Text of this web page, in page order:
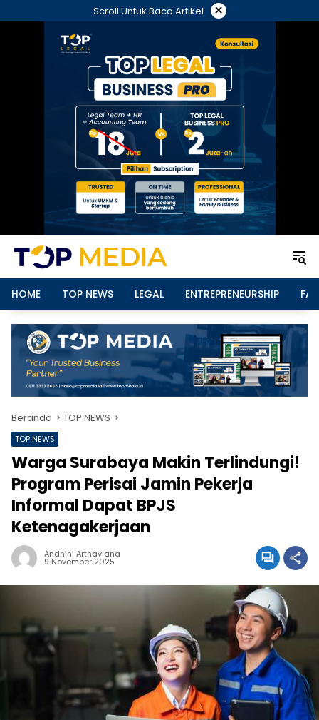
ke
Scroll Untuk Baca Artikel ×
HOME TOP NEWS LEGAL ENTREPRENEURSHIP
Beranda TOP NEWS
TOP NEWS
Warga Surabaya Makin Terlindungi!
Program Perisai Jamin Pekerja
Informal Dapat BPJS
Ketenagakerjaan
Andhini Arthaviana
9 November 2025